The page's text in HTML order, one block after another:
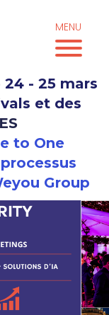
24 - 25 mars
et des
to One
Group
MENU